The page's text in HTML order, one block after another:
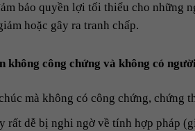
bảo quyền lợi tối thiểu cho những
hoặc gây ra tranh chấp.
không công chứng và không có
mà không có công chứng, chứng
rất dễ bị nghi ngờ về tính hợp pháp